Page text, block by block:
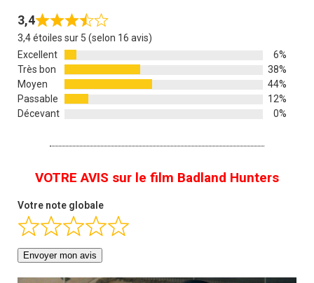
3,4
3,4 étoiles sur 5 (selon 16 avis)
Excellent
6%
Très bon
38%
Moyen
44%
Passable
12%
Décevant
0%
VOTRE AVIS sur le film Badland Hunters
Votre note globale
Envoyer mon avis